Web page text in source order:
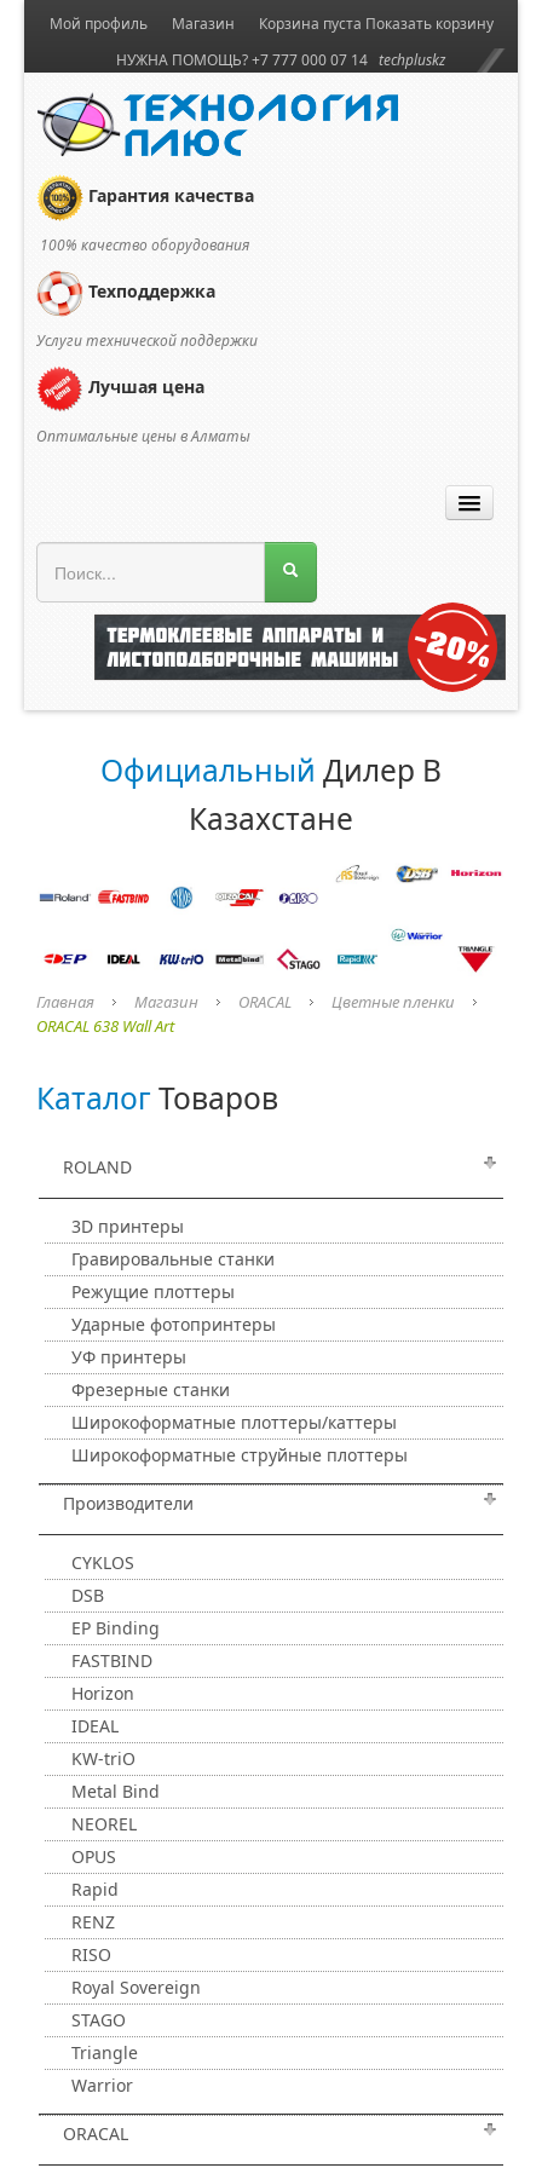
Корзина пуста Показать корзину
Мой профиль
Магазин
НУЖНА ПОМОЩЬ? +7 777 000 07 14 techpluskz
Гарантия качества
100% качество оборудования
Техподдержка
Услуги технической поддержки
Лучшая цена
Оптимальные цены в Алматы
Официальный Дилер В
Казахстане
Главная Магазин ORACAL
Цветные пленки
ORACAL 638 Wall Art
КаталогТоваров
ROLAND
3D принтеры
Гравировальные станки
Режущие плоттеры
Ударные фотопринтеры
УФ принтеры
Фрезерные станки
Широкоформатные плоттеры/каттеры
Широкоформатные струйные плоттеры
Производители
CYKLOS
DSB
EP Binding
FASTBIND
Horizon
IDEAL
KW-triO
Metal Bind
NEOREL
OPUS
Rapid
RENZ
RISO
Royal Sovereign
STAGO
Triangle
Warrior
ORACAL